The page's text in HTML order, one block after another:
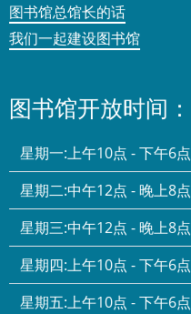
图书馆总馆长的话
我们一起建设图书馆
图书馆开放时间：
星期一:上午10点 - 下午6点
星期二:中午12点 - 晚上8点
星期三:中午12点 - 晚上8点
星期四:上午10点 - 下午6点
星期五:上午10点 - 下午6点